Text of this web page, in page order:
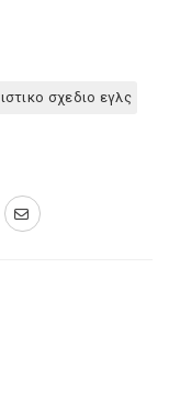
σχεδιο εγλς